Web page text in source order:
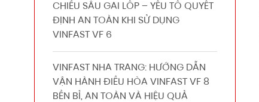
CHIỀU SÂU GAI LỐP – YẾU TỐ QUYẾT
ĐỊNH AN TOÀN KHI SỬ DỤNG
VINFAST VF 6
VINFAST NHA TRANG: HƯỚNG DẪN
VẬN HÀNH ĐIỀU HÒA VINFAST VF 8
BỀN BỈ, AN TOÀN VÀ HIỆU QUẢ